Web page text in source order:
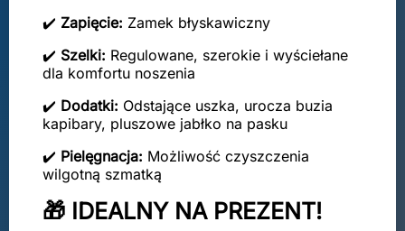
✔️ Zapięcie: Zamek błyskawiczny
✔️ Szelki: Regulowane, szerokie i wyściełane
dla komfortu noszenia
✔️ Dodatki: Odstające uszka, urocza buzia
kapibary, pluszowe jabłko na pasku
✔️ Pielęgnacja: Możliwość czyszczenia
wilgotną szmatką
🎁 IDEALNY NA PREZENT!